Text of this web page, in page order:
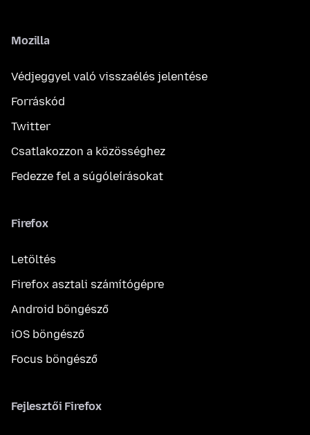
Mozilla
Védjeggyel való visszaélés jelentése
Forráskód
Twitter
Csatlakozzon a közösséghez
Fedezze fel a súgóleírásokat
Firefox
Letöltés
Firefox asztali számítógépre
Android böngésző
iOS böngésző
Focus böngésző
Fejlesztői Firefox